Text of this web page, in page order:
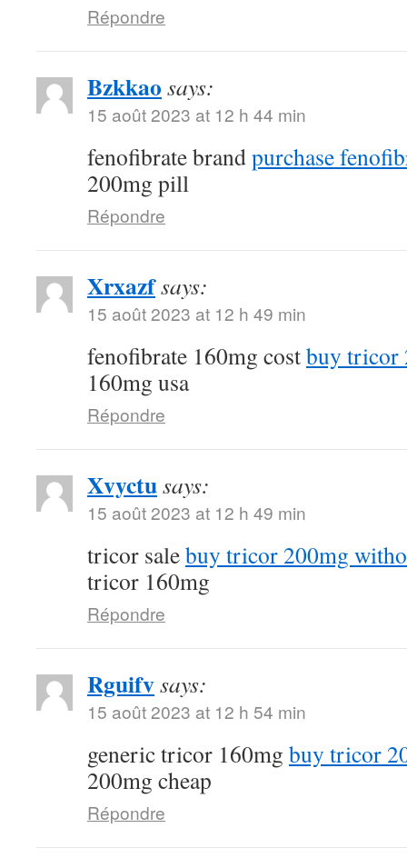
Répondre
Bzkkao says:
15 août 2023 at 12 h 44 min
fenofibrate brandpurchase
200mg pill
Répondre
Xrxazfsays:
15 août 2023 at 12 h 49 min
fenofibrate 160mg costbuy tricor
160mg usa
Répondre
Xvyctusays:
15 août 2023 at 12 h 49 min
tricor salebuy tricor 200mg
tricor 160mg
Répondre
Rguifvsays:
15 août 2023 at 12 h 54 min
generic tricor 160mg buy tricor
200mg cheap
Répondre